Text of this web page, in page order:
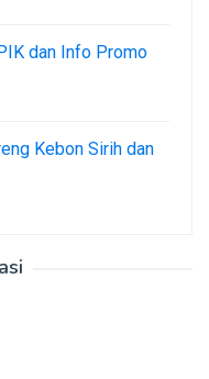
dan Info Promo
Kebon Sirih dan